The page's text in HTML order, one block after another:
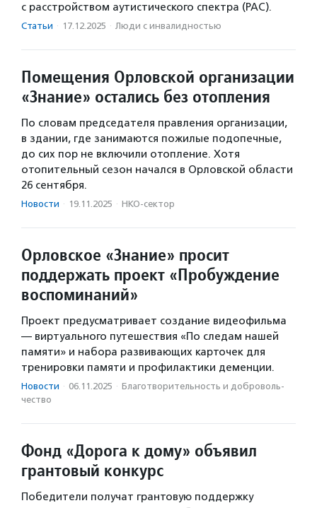
с расстройством аутистического спектра (РАС).
Статьи · 17.12.2025 · Люди с инвалидностью
Помещения Орловской организации
«Знание» остались без отопления
По словам председателя правления организации,
в здании, где занимаются пожилые подопечные,
до сих пор не включили отопление. Хотя
отопительный сезон начался в Орловской области
26 сентября.
Новости · 19.11.2025 · НКО-сектор
Орловское «Знание» просит
поддержать проект «Пробуждение
воспоминаний»
Проект предусматривает создание видеофильма
— виртуального путешествия «По следам нашей
памяти» и набора развивающих карточек для
тренировки памяти и профилактики деменции.
Новости · 06.11.2025 · Благотвори­тель­ность и доброволь­
чест­во
Фонд «Дорога к дому» объявил
грантовый конкурс
Победители получат грантовую поддержку